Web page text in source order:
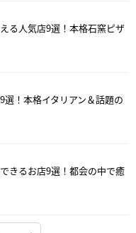
る人気店9選！本格石窯ピザ
！本格イタリアン＆話題の
きるお店9選！都会の中で癒